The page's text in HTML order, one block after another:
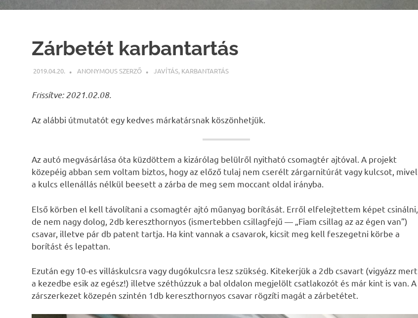
Zárbetét karbantartás
2019.04.20. ANONYMOUS SZERZŐ JAVÍTÁS, KARBANTARTÁS
Frissítve: 2021.02.08.
Az alábbi útmutatót egy kedves márkatársnak köszönhetjük.
Az autó megvásárlása óta küzdöttem a kizárólag belülről nyitható csomagtér ajtóval. A projekt
közepéig abban sem voltam biztos, hogy az előző tulaj nem cserélt zárgarnitúrát vagy kulcsot, mivel
a kulcs ellenállás nélkül beesett a zárba de meg sem moccant oldal irányba.
Első körben el kell távolítani a csomagtér ajtó műanyag borítását. Erről elfelejtettem képet csinálni,
de nem nagy dolog, 2db kereszthornyos (ismertebben csillagfejű — „Fiam csillag az az égen van”)
csavar, illetve pár db patent tartja. Ha kint vannak a csavarok, kicsit meg kell feszegetni körbe a
borítást és lepattan.
Ezután egy 10-es villáskulcsra vagy dugókulcsra lesz szükség. Kitekerjük a 2db csavart (vigyázz mert
a kezedbe esik az egész!) illetve széthúzzuk a bal oldalon megjelölt csatlakozót és már kint is van. A
zárszerkezet közepén szintén 1db kereszthornyos csavar rögzíti magát a zárbetétet.